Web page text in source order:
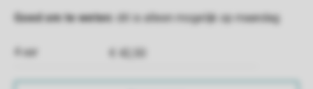
Goed om te weten: dit is alleen mogelijk op maandag
4 uur € 42,50